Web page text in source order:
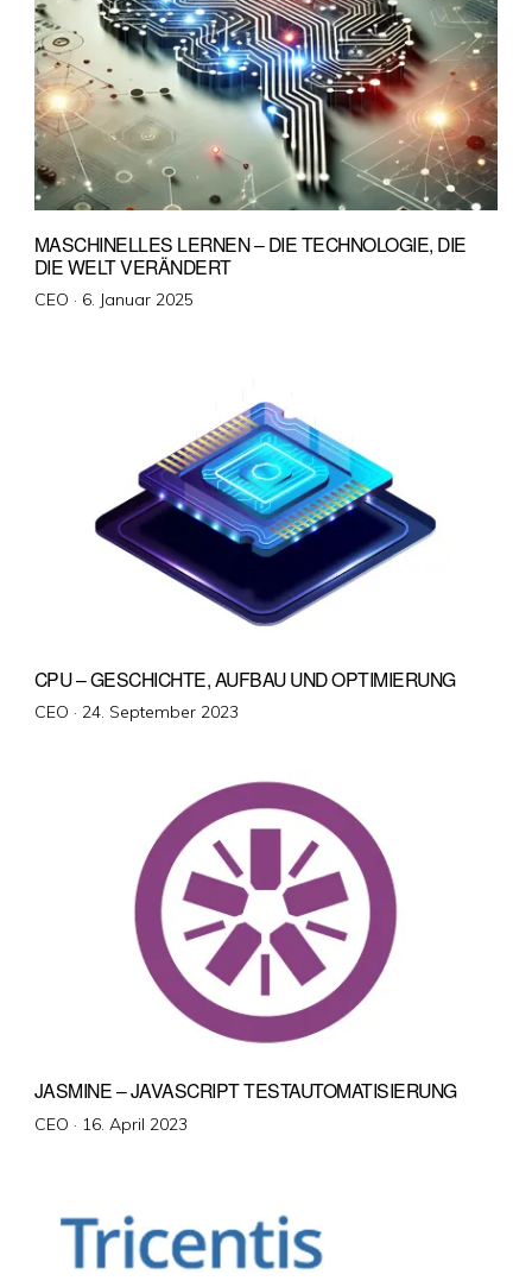
MASCHINELLES LERNEN – DIE TECHNOLOGIE, DIE
DIE WELT VERÄNDERT
CEO · Veröffentlicht
6. Januar 2025
CPU – GESCHICHTE, AUFBAU UND OPTIMIERUNG
CEO · Veröffentlicht
24. September 2023
JASMINE – JAVASCRIPT TESTAUTOMATISIERUNG
CEO · Veröffentlicht
16. April 2023